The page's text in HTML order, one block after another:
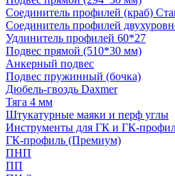
Соединитель профилей (краб)
Соединитель профилей
Удлинитель профилей 60*27
Подвес прямой (510*30 мм)
Анкерный подвес
Подвес пружинный (бочка)
Дюбель-гвоздь Daxmer
Тяга 4 мм
Штукатурные маяки и перф углы
Инструменты для ГК и ГК-
ГК-профиль (Премиум)
ПНП
ПП